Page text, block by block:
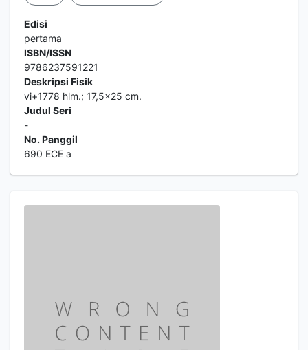
Edisi
pertama
ISBN/ISSN
9786237591221
Deskripsi Fisik
vi+1778 hlm.; 17,5x25 cm.
Judul Seri
-
No. Panggil
690 ECE a